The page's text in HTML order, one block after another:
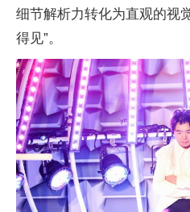
细节解析力转化为直观的视
得见”。